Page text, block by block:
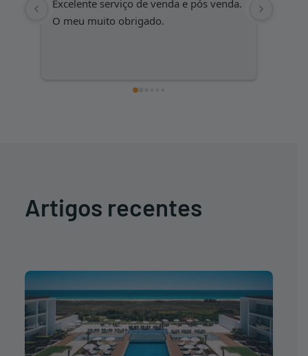
Excelente serviço de venda e pós venda.
O meu muito obrigado.
Artigos recentes